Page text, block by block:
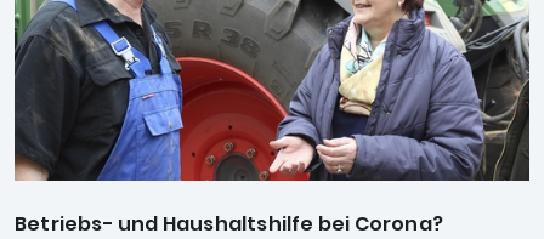
Betriebs- und Haushaltshilfe bei Corona?